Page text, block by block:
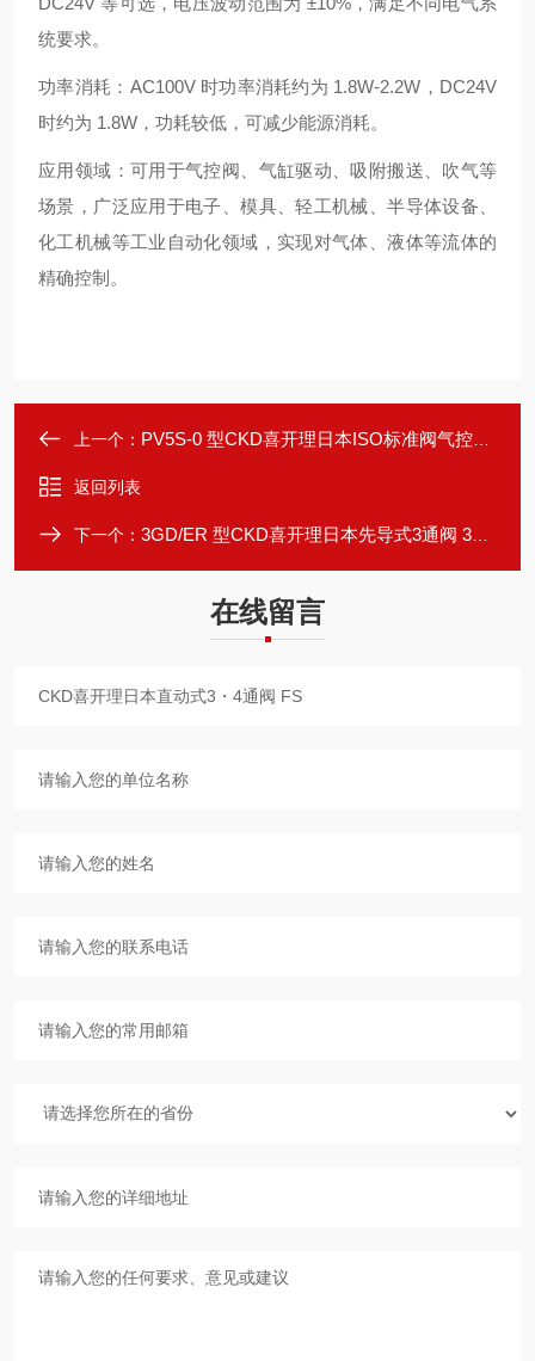
统要求。
功率消耗：AC100V 时功率消耗约为 1.8W-2.2W，DC24V
时约为 1.8W，功耗较低，可减少能源消耗。
应用领域：可用于气控阀、气缸驱动、吸附搬送、吹气等
场景，广泛应用于电子、模具、轻工机械、半导体设备、
化工机械等工业自动化领域，实现对气体、液体等流体的
精确控制。
上一个： PV5S-0 型CKD喜开理日本ISO标准阀气控阀 PV5S-0
返回列表
下一个： 3GD/ER 型CKD喜开理日本先导式3通阀 3GD/ER
在线留言